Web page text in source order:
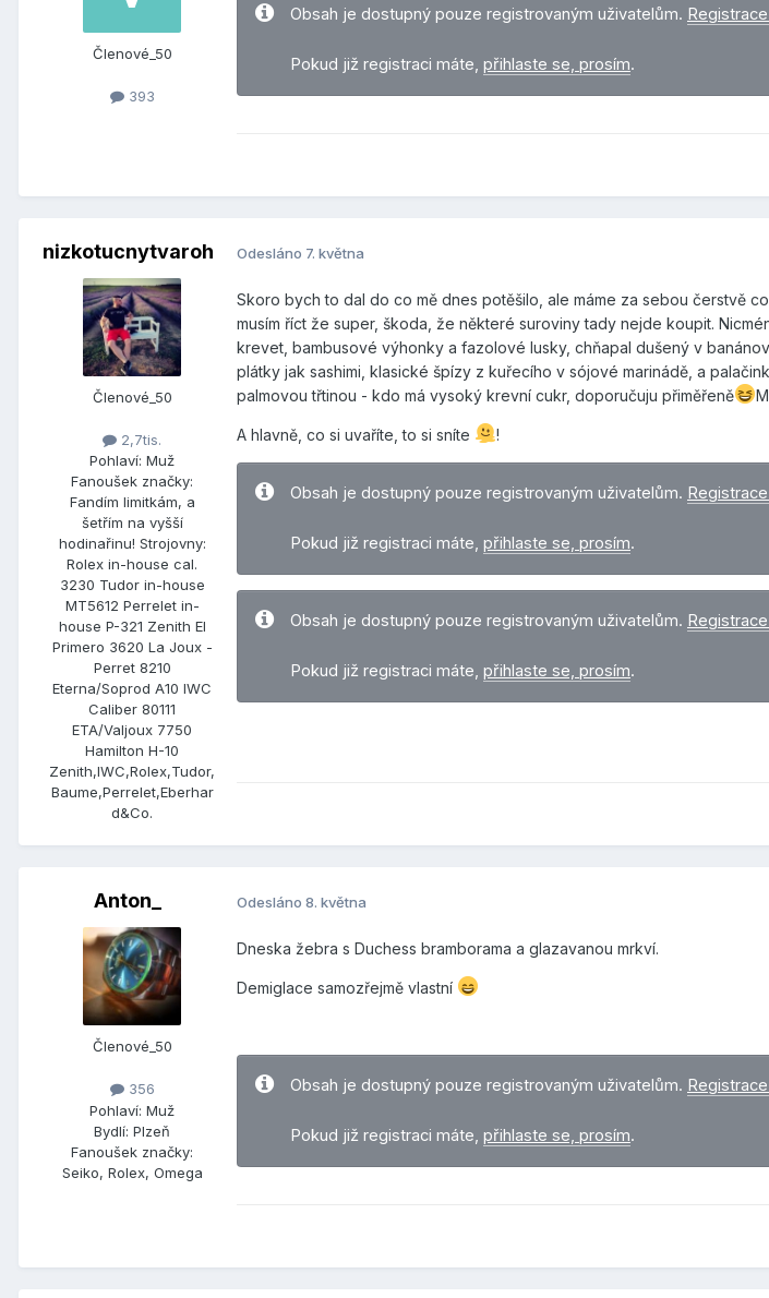
Členové_50
393
Obsah je dostupný pouze registrovaným uživatelům.
Pokud již registraci máte, přihlaste se, prosím.
nizkotucnytvaroh
Členové_50
2,7tis.
Pohlaví: Muž
Fanoušek značky:
Fandím limitkám, a
šetřím na vyšší
hodinařinu! Strojovny:
Rolex in-house cal.
3230 Tudor in-house
MT5612 Perrelet in-
house P-321 Zenith El
Primero 3620 La Joux -
Perret 8210
Eterna/Soprod A10 IWC
Caliber 80111
ETA/Valjoux 7750
Hamilton H-10
Zenith,IWC,Rolex,Tudor,
Baume,Perrelet,Eberhar
d&Co.
Odesláno 7. května
Skoro bych to dal do co mě dnes potěšilo, ale máme za sebou čerstvě
musím říct že super, škoda, že některé suroviny tady nejde koupit.
krevet, bambusové výhonky a fazolové lusky, chňapal dušený v
plátky jak sashimi, klasické špízy z kuřecího v sójové marinádě, a
palmovou třtinou - kdo má vysoký krevní cukr, doporučuju přiměřeně
A hlavně, co si uvaříte, to si sníte !
Obsah je dostupný pouze registrovaným uživatelům.
Pokud již registraci máte, přihlaste se, prosím.
Obsah je dostupný pouze registrovaným uživatelům.
Pokud již registraci máte, přihlaste se, prosím.
Anton_
Členové_50
356
Pohlaví: Muž
Bydlí: Plzeň
Fanoušek značky:
Seiko, Rolex, Omega
Odesláno 8. května
Dneska žebra s Duchess bramborama a glazavanou mrkví.
Demiglace samozřejmě vlastní
Obsah je dostupný pouze registrovaným uživatelům.
Pokud již registraci máte, přihlaste se, prosím.